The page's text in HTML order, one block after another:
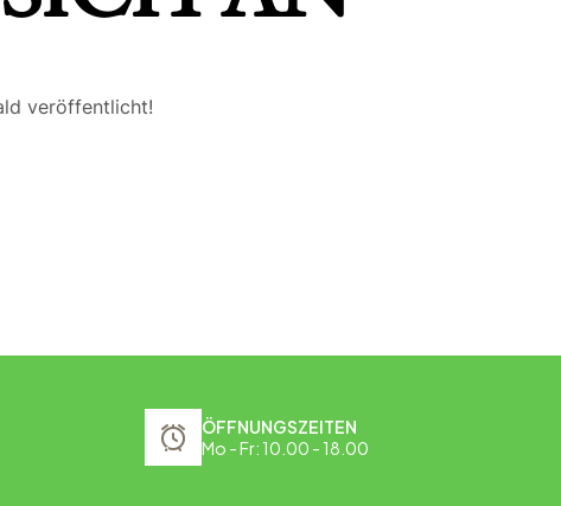
veröffentlicht!
ÖFFNUNGSZEITEN
Mo - Fr: 10.00 - 18.00